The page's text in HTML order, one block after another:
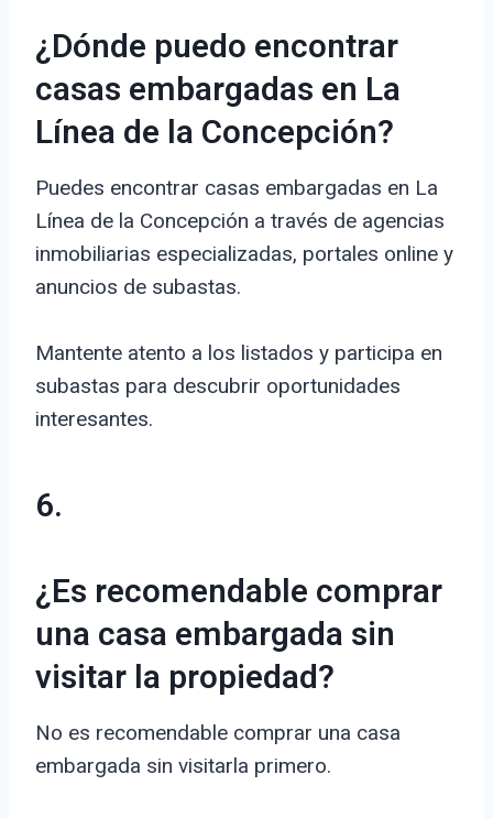
¿Dónde puedo encontrar
casas embargadas en La
Línea de la Concepción?
Puedes encontrar casas embargadas en La
Línea de la Concepción a través de agencias
inmobiliarias especializadas, portales online y
anuncios de subastas.
Mantente atento a los listados y participa en
subastas para descubrir oportunidades
interesantes.
6.
¿Es recomendable comprar
una casa embargada sin
visitar la propiedad?
No es recomendable comprar una casa
embargada sin visitarla primero.